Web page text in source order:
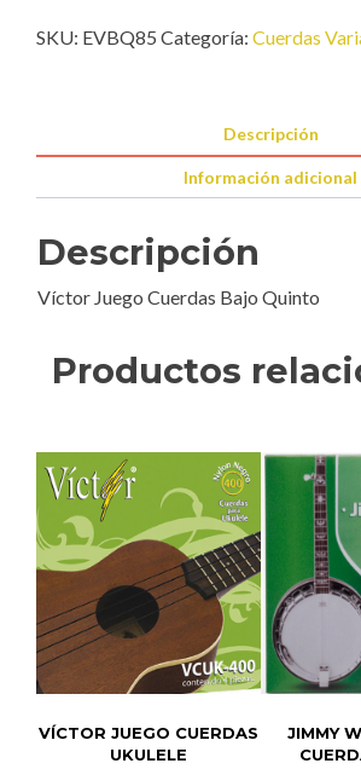
SKU: EVBQ85 Categoría: Cuerdas
Descripción
Información adicional
Descripción
Víctor Juego Cuerdas Bajo Quinto
Productos
VÍCTOR JUEGO CUERDAS
UKULELE
JIMMY